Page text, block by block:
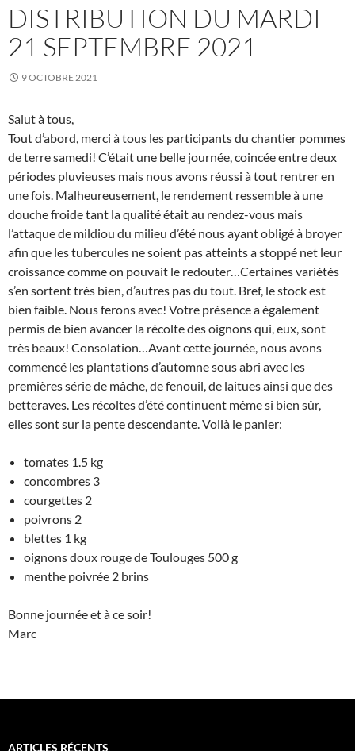
DISTRIBUTION DU MARDI
21 SEPTEMBRE 2021
9 OCTOBRE 2021
Salut à tous,
Tout d’abord, merci à tous les participants du chantier pommes
de terre samedi! C’était une belle journée, coincée entre deux
périodes pluvieuses mais nous avons réussi à tout rentrer en
une fois. Malheureusement, le rendement ressemble à une
douche froide tant la qualité était au rendez-vous mais
l’attaque de mildiou du milieu d’été nous ayant obligé à broyer
afin que les tubercules ne soient pas atteints a stoppé net leur
croissance comme on pouvait le redouter…Certaines variétés
s’en sortent très bien, d’autres pas du tout. Bref, le stock est
bien faible. Nous ferons avec! Votre présence a également
permis de bien avancer la récolte des oignons qui, eux, sont
très beaux! Consolation…Avant cette journée, nous avons
commencé les plantations d’automne sous abri avec les
premières série de mâche, de fenouil, de laitues ainsi que des
betteraves. Les récoltes d’été continuent même si bien sûr,
elles sont sur la pente descendante. Voilà le panier:
tomates 1.5 kg
concombres 3
courgettes 2
poivrons 2
blettes 1 kg
oignons doux rouge de Toulouges 500 g
menthe poivrée 2 brins
Bonne journée et à ce soir!
Marc
ARTICLES RÉCENTS